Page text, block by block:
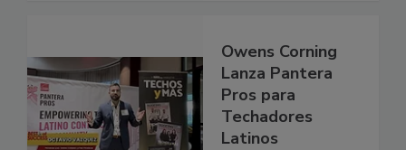
Owens Corning
Lanza Pantera
Pros para
Techadores
Latinos